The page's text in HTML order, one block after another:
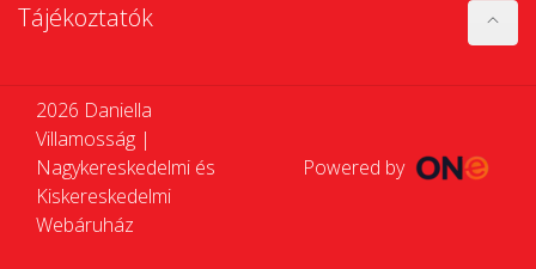
Tájékoztatók
2026 Daniella
Villamosság |
Nagykereskedelmi és
Kiskereskedelmi
Webáruház
Powered by